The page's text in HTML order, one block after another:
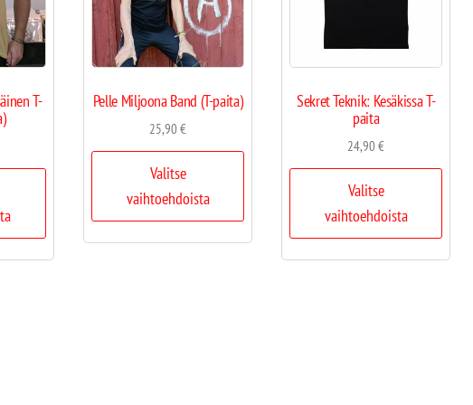
T-
Pelle Miljoona Band (T-paita)
25,90€
Valitse
vaihtoehdoista
Sekret Teknik: Kesäkissa T-
paita
24,90€
Valitse
vaihtoehdoista